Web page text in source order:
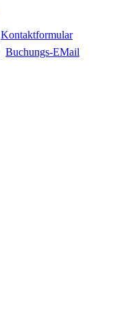
Kontaktformular
Buchungs-EMail